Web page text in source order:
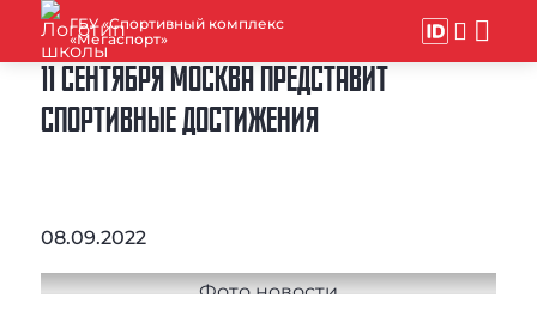
ГБУ «Спортивный комплекс
«Мегаспорт»
11 СЕНТЯБРЯ МОСКВА ПРЕДСТАВИТ
СПОРТИВНЫЕ ДОСТИЖЕНИЯ
08.09.2022